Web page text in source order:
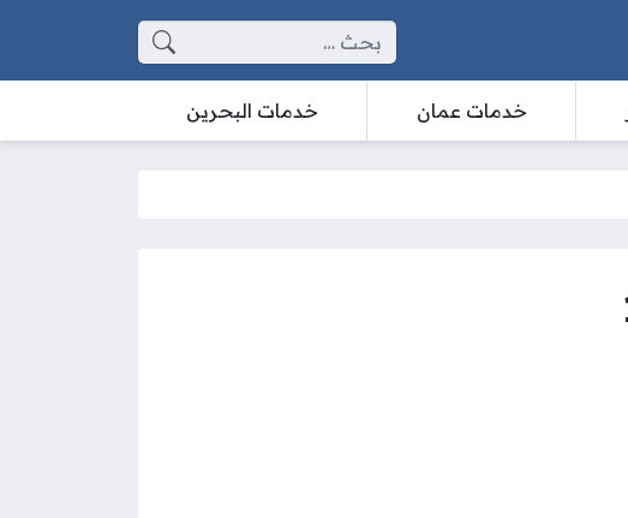
البحث عن:
خدمات عمان خدمات البحرين